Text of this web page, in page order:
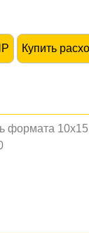
Купить
формата